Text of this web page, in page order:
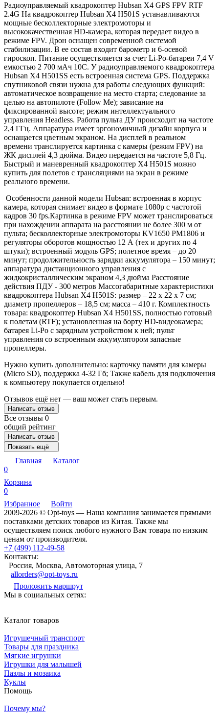
Радиоуправляемый квадрокоптер Hubsan X4 GPS FPV RTF
2.4G На квадрокоптер Hubsan X4 H501S устанавливаются
мощные бесколлекторные электромоторы и
высококачественная HD-камера, которая передает видео в
режиме FPV. Дрон оснащен современной системой
стабилизации. В ее состав входит барометр и 6-осевой
гироскоп. Питание осуществляется за счет Li-Po-батареи 7,4 V
емкостью 2 700 мАч 10С. У радиоуправляемого квадрокоптера
Hubsan X4 H501SS есть встроенная система GPS. Поддержка
спутниковой связи нужна для работы следующих функций:
автоматическое возвращение на место старта; следование за
целью на автопилоте (Follow Me); зависание на
фиксированной высоте; режим интеллектуального
управления Headless. Работа пульта ДУ происходит на частоте
2,4 ГГц. Аппаратура имеет эргономичный дизайн корпуса и
оснащается цветным экраном. На дисплей в реальном
времени транслируется картинка с камеры (режим FPV) на
ЖК дисплей 4,3 дюйма. Видео передается на частоте 5,8 Гц.
Быстрый и маневренный квадрокоптер X4 H501S можно
купить для полетов с трансляциями на экран в режиме
реального времени.
Особенности данной модели Hubsan: встроенная в корпус
камера, которая снимает видео в формате 1080p с частотой
кадров 30 fps.Картинка в режиме FPV может транслироваться
при нахождении аппарата на расстоянии не более 300 м от
пульта; бесколлекторные электромоторы KV1650 PM1806 и
регуляторы оборотов мощностью 12 А (тех и других по 4
штуки); встроенный модуль GPS; полетное время – до 20
минут; продолжительность зарядки аккумулятора – 150 минут;
аппаратура дистанционного управления с
жидкокристаллическим экраном 4,3 дюйма Расстояние
действия ПДУ - 300 метров Массогабаритные характеристики
квадрокоптера Hubsan X4 H501S: размер – 22 х 22 х 7 см;
диаметр пропеллеров – 18,5 см; масса – 410 г. Комплектность
товара: квадрокоптер Hubsan X4 H501SS, полностью готовый
к полетам (RTF); установленная на борту HD-видеокамера;
батарея Li-Po с зарядным устройством к ней; пульт
управления со встроенным аккумулятором запасные
пропеллеры.
Нужно купить дополнительно: карточку памяти для камеры
(Micro SD), поддержка 4-32 Гб; Также кабель для подключения
к компьютеру покупается отдельно!
Отзывов ещё нет — ваш может стать первым.
Написать отзыв
Все отзывы 0
общий рейтинг
Написать отзыв
Показать ещё
Главная
Каталог
0
Корзина
0
Избранное
Войти
2009-2026 © Opt-toys — Наша компания занимается прямыми
поставками детских товаров из Китая. Также мы
осуществляем поиск любого нужного Вам товара по низким
ценам от производителя.
+7 (499) 112-49-58
Контакты:
Россия, Москва, Автомоторная улица, 7
allorders@opt-toys.ru
Проложить маршрут
Мы в социальных сетях:
Каталог товаров
Игрушечный транспорт
Товары для праздника
Мягкие игрушки
Игрушки для малышей
Пазлы и мозаика
Куклы
Помощь
Почему мы?